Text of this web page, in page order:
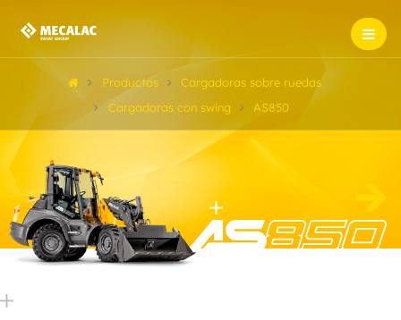
Productos
Cargadoras sobre ruedas
Cargadoras con swing
AS850